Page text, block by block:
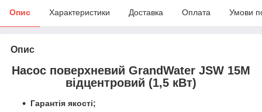
Опис Характеристики Доставка Оплата Умови
Опис
Насос поверхневий GrandWater JSW 15M
відцентровий (1,5 кВт)
Гарантія якості;